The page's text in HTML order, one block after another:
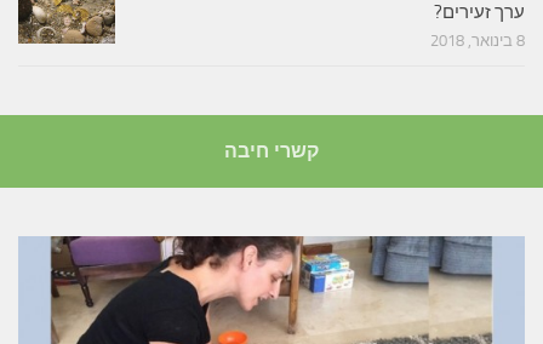
ערך זעירים?
8 בינואר, 2018
קשרי חיבה